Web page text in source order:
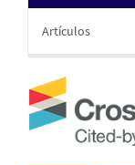
Artículos